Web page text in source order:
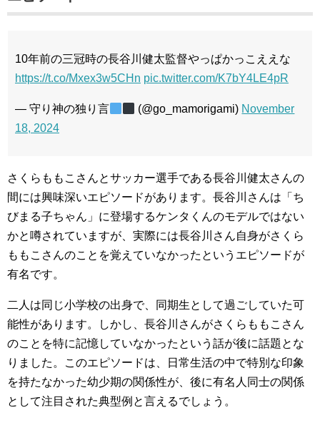
10年前の三冠時の長谷川健太監督やっぱかっこええな
https://t.co/Mxex3w5CHn pic.twitter.com/K7bY4LE4pR
— 守り神の独り言 (@go_mamorigami) November
18, 2024
さくらももこさんとサッカー選手である長谷川健太さんの
間には興味深いエピソードがあります。長谷川さんは「ち
びまる子ちゃん」に登場するケンタくんのモデルではない
かと噂されていますが、実際には長谷川さん自身がさくら
ももこさんのことを覚えていなかったというエピソードが
有名です。
二人は同じ小学校の出身で、同期生として過ごしていた可
能性があります。しかし、長谷川さんがさくらももこさん
のことを特に記憶していなかったという話が後に話題とな
りました。このエピソードは、日常生活の中で特別な印象
を持たなかった幼少期の関係性が、後に有名人同士の関係
として注目された典型例と言えるでしょう。